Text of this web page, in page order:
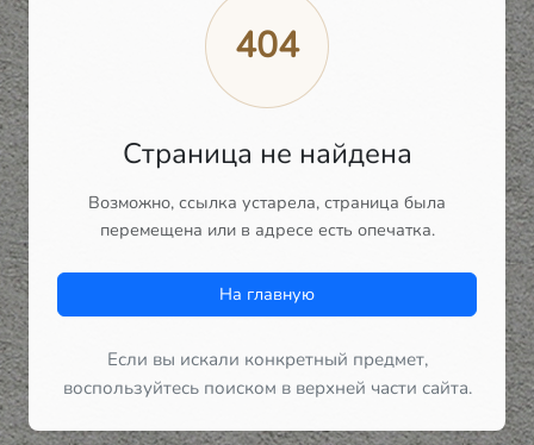
404
Страница не найдена
Возможно, ссылка устарела, страница была
перемещена или в адресе есть опечатка.
На главную
Если вы искали конкретный предмет,
воспользуйтесь поиском в верхней части сайта.